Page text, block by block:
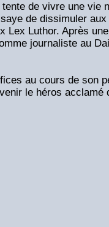
de vivre une vie
de dissimuler
Lex Luthor. Après
journaliste au
au cours de son
le héros acclamé